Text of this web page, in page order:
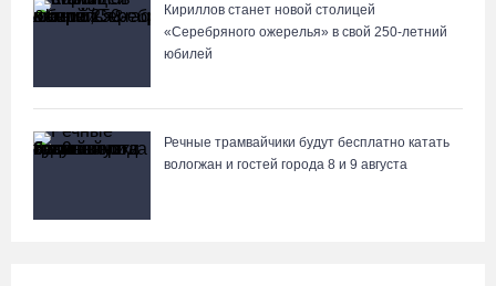
Кириллов станет новой столицей
«Серебряного ожерелья» в свой 250-летний
юбилей
Речные трамвайчики будут бесплатно катать
вологжан и гостей города 8 и 9 августа